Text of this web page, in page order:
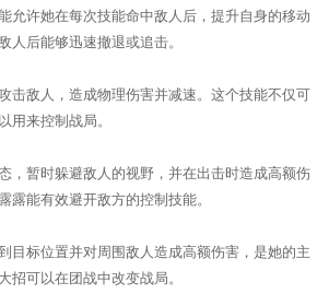
允许她在每次技能命中敌人后，提升自身的移动
人后能够迅速撤退或追击。
击敌人，造成物理伤害并减速。这个技能不仅可
用来控制战局。
，暂时躲避敌人的视野，并在出击时造成高额伤
露能有效避开敌方的控制技能。
目标位置并对周围敌人造成高额伤害，是她的主
招可以在团战中改变战局。